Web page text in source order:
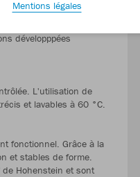
professionnels
développpées
L'utilisation de
et lavables à 60 °C.
fonctionnel. Grâce à la
et stables de forme.
Hohenstein et sont
Mentions légales